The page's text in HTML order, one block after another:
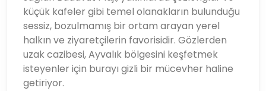
küçük kafeler gibi temel olanakların bulunduğu
sessiz, bozulmamış bir ortam arayan yerel
halkın ve ziyaretçilerin favorisidir. Gözlerden
uzak cazibesi, Ayvalık bölgesini keşfetmek
isteyenler için burayı gizli bir mücevher haline
getiriyor.